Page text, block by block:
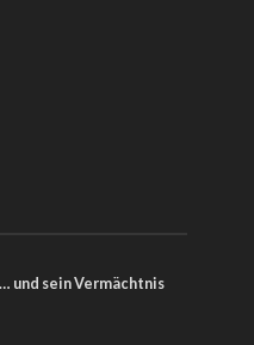
und sein Vermächtnis